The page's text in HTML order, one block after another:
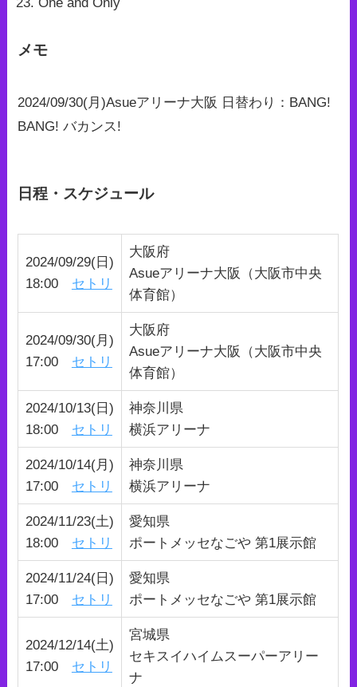
One and Only
メモ
2024/09/30(月)Asueアリーナ大阪 日替わり：BANG!
BANG! バカンス!
日程・スケジュール
2024/09/29(日)
18:00 セトリ
大阪府
Asueアリーナ大阪（大阪市中央
体育館）
2024/09/30(月)
17:00 セトリ
大阪府
Asueアリーナ大阪（大阪市中央
体育館）
2024/10/13(日)
18:00 セトリ
神奈川県
横浜アリーナ
2024/10/14(月)
17:00 セトリ
神奈川県
横浜アリーナ
2024/11/23(土)
18:00 セトリ
愛知県
ポートメッセなごや 第1展示館
2024/11/24(日)
17:00 セトリ
愛知県
ポートメッセなごや 第1展示館
2024/12/14(土)
17:00 セトリ
宮城県
セキスイハイムスーパーアリー
ナ